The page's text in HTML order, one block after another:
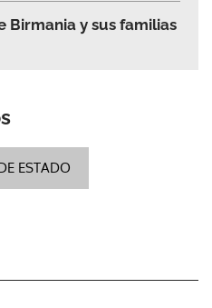
Birmania y sus familias
ESTADO